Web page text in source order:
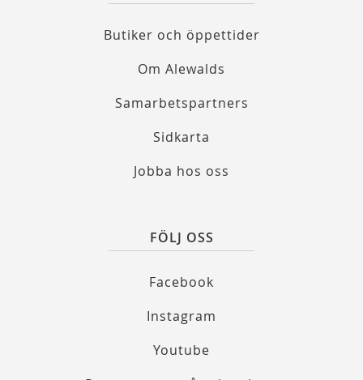
Butiker och öppettider
Om Alewalds
Samarbetspartners
Sidkarta
Jobba hos oss
FÖLJ OSS
Facebook
Instagram
Youtube